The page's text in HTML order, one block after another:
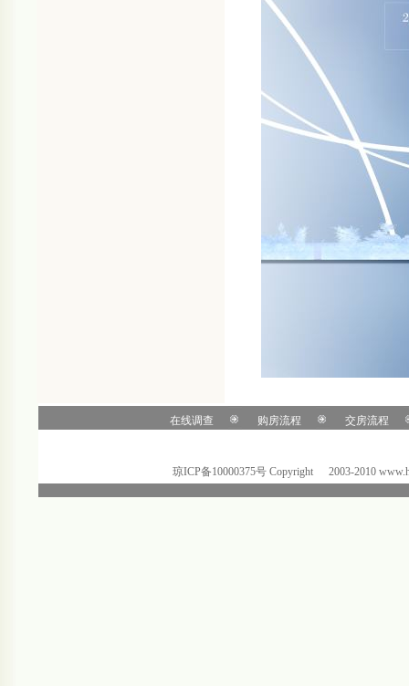
在线调查 购房流程 交房流程
琼ICP备10000375号 Copyright 2003-2010